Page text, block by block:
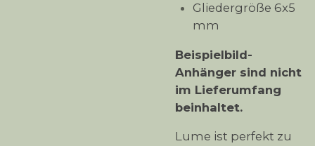
Gliedergröße 6x5
mm
Beispielbild-
Anhänger sind nicht
im Lieferumfang
beinhaltet.
Lume ist perfekt zu